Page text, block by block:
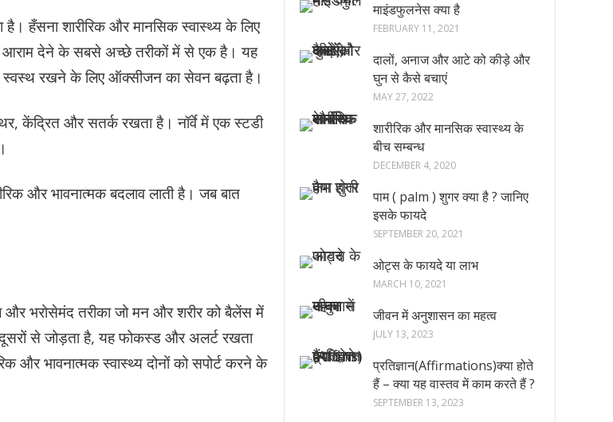
हँसना शारीरिक और मानसिक स्वास्थ्य के लिए
आराम देने के सबसे अच्छे तरीकों में से एक है। यह
स्वस्थ रखने के लिए ऑक्सीजन का सेवन बढ़ता है।
केंद्रित और सतर्क रखता है। नॉर्वे में एक स्टडी
और भावनात्मक बदलाव लाती है। जब बात
भरोसेमंद तरीका जो मन और शरीर को बैलेंस में
दूसरों से जोड़ता है, यह फोकस्ड और अलर्ट रखता
और भावनात्मक स्वास्थ्य दोनों को सपोर्ट करने के
माइंडफुलनेस क्या है
FEBRUARY 11, 2021
दालों, अनाज और आटे को कीड़े और
घुन से कैसे बचाएं
MAY 27, 2022
शारीरिक और मानसिक स्वास्थ्य के
बीच सम्बन्ध
DECEMBER 4, 2020
पाम ( palm ) शुगर क्या है ? जानिए
इसके फायदे
SEPTEMBER 20, 2021
ओट्स के फायदे या लाभ
MARCH 10, 2021
जीवन में अनुशासन का महत्व
JULY 13, 2023
प्रतिज्ञान(Affirmations)क्या होते
हैं – क्या यह वास्तव में काम करते हैं ?
SEPTEMBER 13, 2023